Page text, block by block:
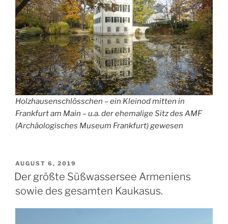
Holzhausenschlösschen – ein Kleinod mitten in
Frankfurt am Main – u.a. der ehemalige Sitz des AMF
(Archäologisches Museum Frankfurt) gewesen
VERÖFFENTLICHT
AM
AUGUST 6, 2019
Der größte Süßwassersee Armeniens
sowie des gesamten Kaukasus.